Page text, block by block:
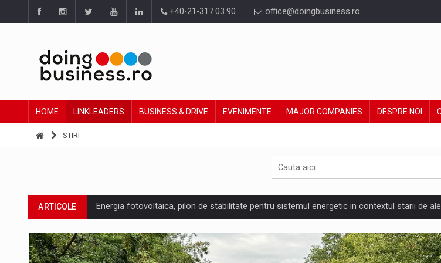
+40-21-317.03.90 office@doingbusiness.ro
HOME LINKLEADERS BUSINESS & DRIVE EVENIMENTE MAJOR COMPANIES DESPRE NOI
STIRI
ARTICOLE Cum invatam sa spunem nu intr-o cultura care pedepseste granitele?
ARTICOLE Ingredient Spotlight: What SKU Level Tracking Reveals About Bakuchiol's Evolution
ARTICOLE Producatorii si comerciantii care nu se supun noilor reglementari UE privind ambalajele